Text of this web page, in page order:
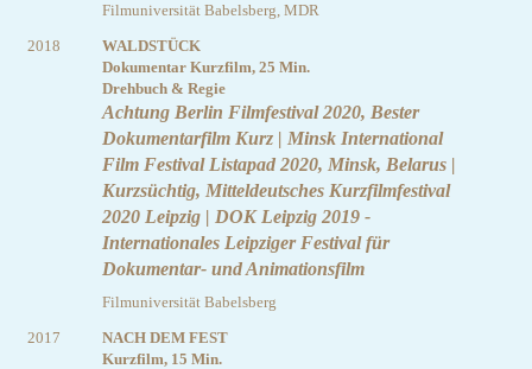
Filmuniversität Babelsberg, MDR
2018
WALDSTÜCK
Dokumentar Kurzfilm, 25 Min.
Drehbuch & Regie
Achtung Berlin Filmfestival 2020, Bester
Dokumentarfilm Kurz | Minsk International
Film Festival Listapad 2020, Minsk, Belarus |
Kurzsüchtig, Mitteldeutsches Kurzfilmfestival
2020 Leipzig | DOK Leipzig 2019 -
Internationales Leipziger Festival für
Dokumentar- und Animationsfilm
Filmuniversität Babelsberg
2017
NACH DEM FEST
Kurzfilm, 15 Min.